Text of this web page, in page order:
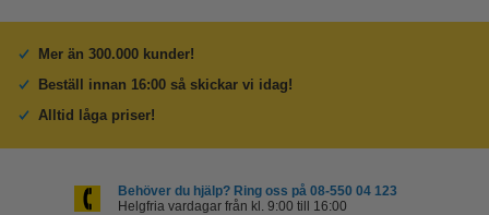
Mer än 300.000 kunder!
Beställ innan 16:00 så skickar vi idag!
Alltid låga priser!
Behöver du hjälp? Ring oss på 08-550 04 123
Helgfria vardagar från kl. 9:00 till 16:00